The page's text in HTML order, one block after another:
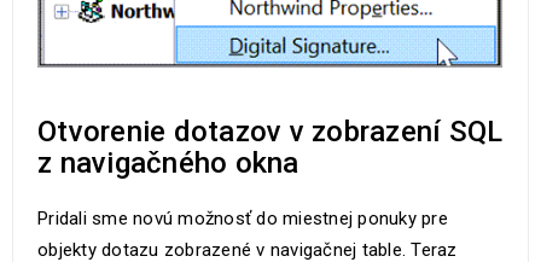
Otvorenie dotazov v zobrazení SQL
z navigačného okna
Pridali sme novú možnosť do miestnej ponuky pre
objekty dotazu zobrazené v navigačnej table. Teraz